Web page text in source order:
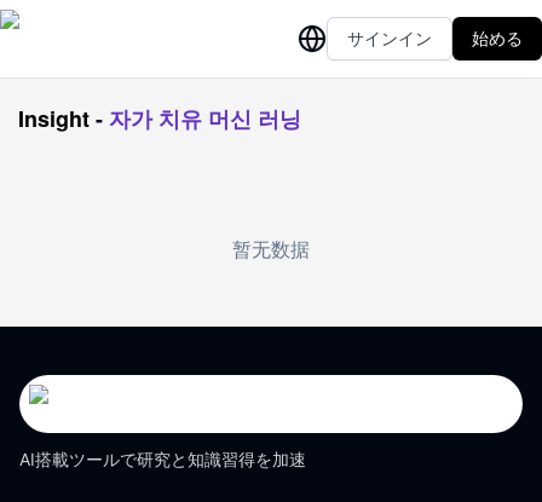
サインイン 始める
Insight- 자가 치유 머신 러닝
暂无数据
AI搭載ツールで研究と知識習得を加速